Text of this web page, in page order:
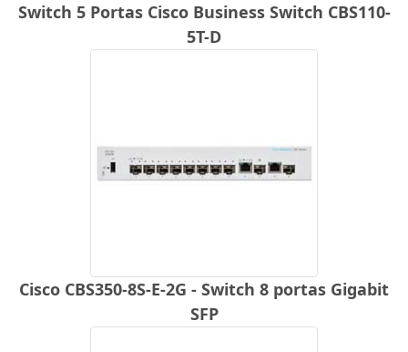
Switch 5 Portas Cisco Business Switch CBS110-
5T-D
Cisco CBS350-8S-E-2G - Switch 8 portas Gigabit
SFP